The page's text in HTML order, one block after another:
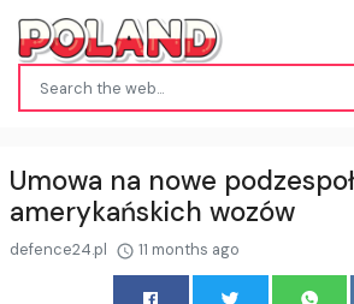
Umowa na nowe
amerykańskich wozów
defence24.pl 11 months ago